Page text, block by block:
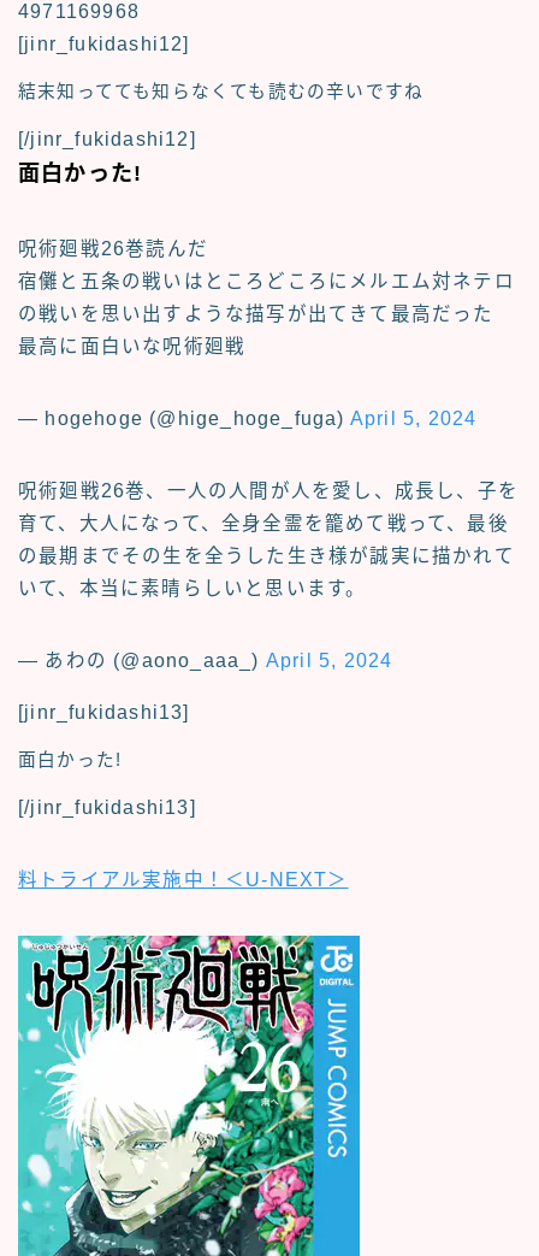
4971169968
[jinr_fukidashi12]
結末知ってても知らなくても読むの辛いですね
[/jinr_fukidashi12]
面白かった!
呪術廻戦26巻読んだ
宿儺と五条の戦いはところどころにメルエム対ネテロ
の戦いを思い出すような描写が出てきて最高だった
最高に面白いな呪術廻戦
— hogehoge (@hige_hoge_fuga) April 5, 2024
呪術廻戦26巻、一人の人間が人を愛し、成長し、子を
育て、大人になって、全身全霊を籠めて戦って、最後
の最期までその生を全うした生き様が誠実に描かれて
いて、本当に素晴らしいと思います。
— あわの (@aono_aaa_) April 5, 2024
[jinr_fukidashi13]
面白かった!
[/jinr_fukidashi13]
料トライアル実施中！＜U-NEXT＞